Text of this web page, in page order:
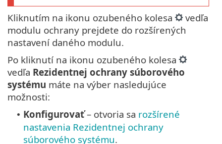
Kliknutím na ikonu ozubeného kolesa
vedľa
modulu ochrany prejdete do rozšírených
nastavení daného modulu.
Po kliknutí na ikonu ozubeného kolesa
vedľa Rezidentnej ochrany súborového
systému máte na výber nasledujúce
možnosti:
• Konfigurovať– otvoria sa rozšírené
nastavenia Rezidentnej ochrany
súborového systému.